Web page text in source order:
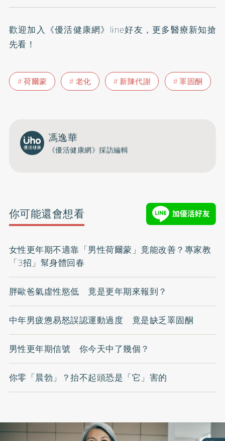
歡迎加入 《優活健康網》line好友 ，更多醫療新知搶
先看！
荷爾蒙 老化 新陳代謝 睪固酮
馮逸華
《優活健康網》採訪編輯
你可能還會想看
女性更年期不適靠「男性荷爾蒙」竟能改善？專家教
「3招」幫身體回春
胖歐爸氣虛性慾低 竟是更年期來報到？
中年男疲憊易怒誤認運動過度 竟是缺乏睪固酮
男性更年期信號 你今天中了幾個？
你零「晨勃」？抬不起頭恐是「它」害的